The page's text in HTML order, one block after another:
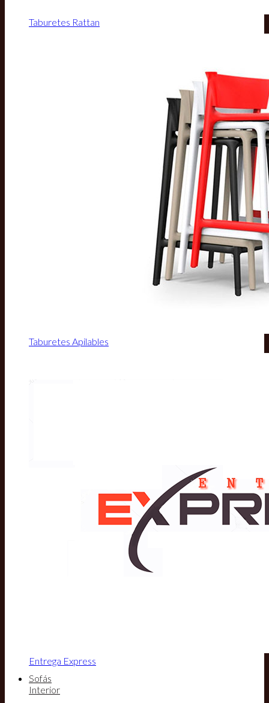
Taburetes Rattan
Taburetes Apilables
Entrega Express
Sofás
Interior